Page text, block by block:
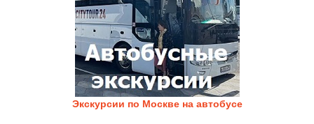
Экскурсии по Москве на автобусе